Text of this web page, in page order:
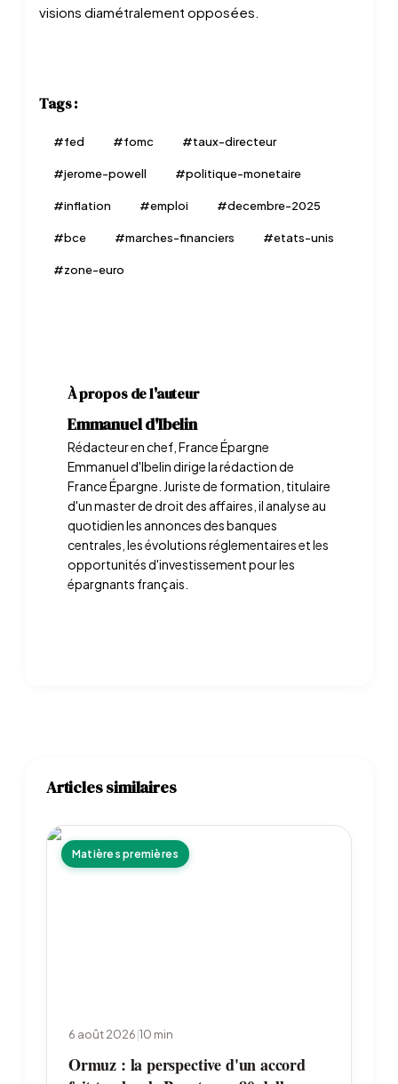
visions diamétralement opposées.
Tags :
#fed #fomc #taux-directeur
#jerome-powell #politique-monetaire
#inflation #emploi #decembre-2025
#bce #marches-financiers #etats-unis
#zone-euro
À propos de l'auteur
Emmanuel d'Ibelin
Rédacteur en chef, France Épargne
Emmanuel d'Ibelin dirige la rédaction de
France Épargne. Juriste de formation, titulaire
d'un master de droit des affaires, il analyse au
quotidien les annonces des banques
centrales, les évolutions réglementaires et les
opportunités d'investissement pour les
épargnants français.
Articles similaires
Matières premières
6 août 2026|10 min
Ormuz : la perspective d'un accord